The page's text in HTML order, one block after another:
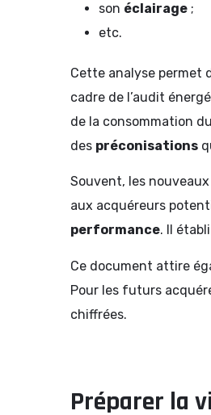
son éclairage ;
etc.
Cette analyse permet
cadre de l’audit
de la consommation
des préconisations
Souvent, les
aux acquéreurs
performance. Il
Ce document attire
Pour les futurs
chiffrées.
Préparer la